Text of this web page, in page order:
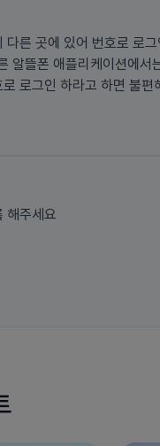
다른 곳에 있어 번호로 로
알뜰폰 애플리케이션에서
라고 하면 불편해요... 그리고 앱에서 자
해주세요